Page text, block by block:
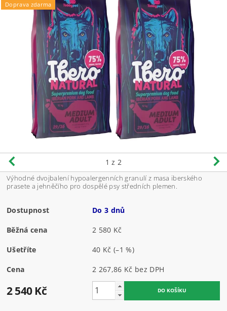
Doprava zdarma
1 z 2
Výhodné dvojbalení hypoalergenních granulí z masa iberského
prasete a jehněčího pro dospělé psy středních plemen.
Dostupnost Do 3 dnů
Běžná cena 2 580 Kč
Ušetříte 40 Kč(–1 %)
Cena 2 267,86 Kč bez DPH
2 540 Kč